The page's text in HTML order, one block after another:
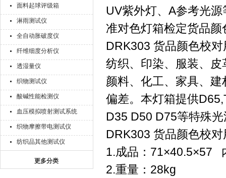
面料起球评级箱
淋雨测试仪
全自动胀破度仪
纤维细度分析仪
透湿量仪
织物测试仪
酸碱性能检测仪
血压模拟喷射测试系统
织物摩擦带电测试仪
纺织品其他测试仪
更多分类
UV紫外灯、A参考光
准对色灯箱检定货品
DRK303 货品颜色校
纺织、印染、服装、
颜料、化工、家具、
偏差。本灯箱提供
D35 D50 D75等特殊
DRK303 货品颜色校
1.成品：71×40.5×57
2.重量：28kg